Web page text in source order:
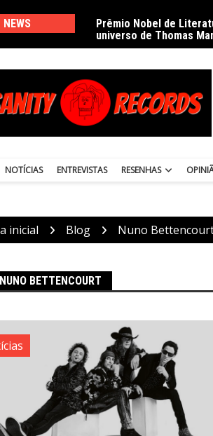
NEWS
Prêmio Nobel de
universo de Thomas
NOTÍCIAS ENTREVISTAS RESENHAS
inicial Blog Nuno
NUNO BETTENCOURT